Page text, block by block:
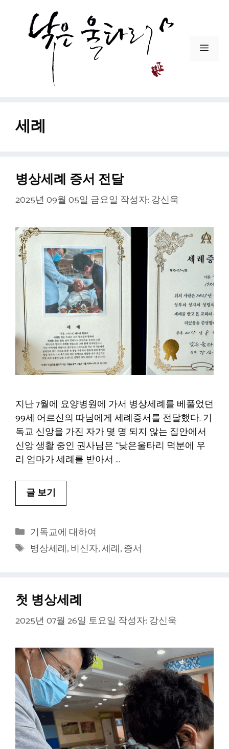
메
세례
병상세례 증서 전달
2025년 09월 05일 금요일 작성자: 강신욱
지난 7월에 요양병원에 가서 병상세례를 베풀었던
99세 어르신의 따님에게 세례증서를 전달했다. 기
독교 신앙을 가진 자가 몇 명 되지 않는 집안에서
신앙 생활 중인 권사님은 “낮은울타리 덕분에 우
리 엄마가 세례를 받아서 …
글 보기
카
테
고
기독교에 대하여
태
병상세례,비신자,세례,증서
첫 병상세례
2025년 07월 26일 토요일 작성자: 강신욱